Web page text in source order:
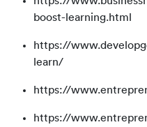
boost-learning.html
https://
learn/
https://
https://